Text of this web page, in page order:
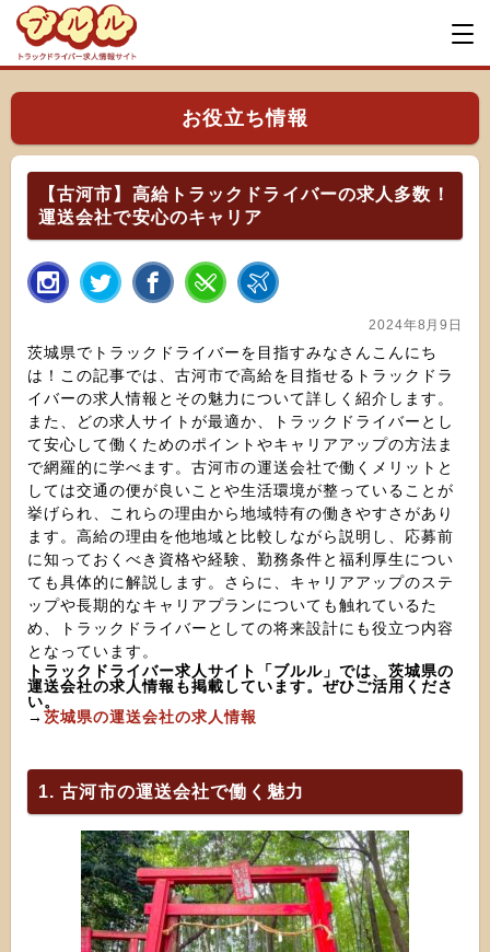
お役立ち情報
【古河市】高給トラックドライバーの求人多数！
運送会社で安心のキャリア
2024年8月9日
茨城県でトラックドライバーを目指すみなさんこんにち
は！この記事では、古河市で高給を目指せるトラックドラ
イバーの求人情報とその魅力について詳しく紹介します。
また、どの求人サイトが最適か、トラックドライバーとし
て安心して働くためのポイントやキャリアアップの方法ま
で網羅的に学べます。古河市の運送会社で働くメリットと
しては交通の便が良いことや生活環境が整っていることが
挙げられ、これらの理由から地域特有の働きやすさがあり
ます。高給の理由を他地域と比較しながら説明し、応募前
に知っておくべき資格や経験、勤務条件と福利厚生につい
ても具体的に解説します。さらに、キャリアアップのステ
ップや長期的なキャリアプランについても触れているた
め、トラックドライバーとしての将来設計にも役立つ内容
となっています。
トラックドライバー求人サイト「ブルル」では、茨城県の
運送会社の求人情報も掲載しています。ぜひご活用くださ
い。
→ 茨城県の運送会社の求人情報
1. 古河市の運送会社で働く魅力